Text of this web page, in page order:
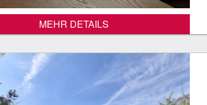
MEHR DETAILS